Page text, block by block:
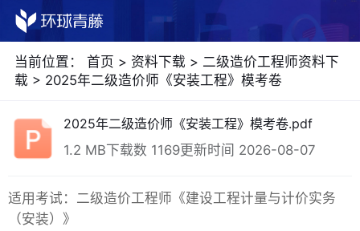
当前位置： 首页 > 资料下载 > 二级造价工程师资料下
载 > 2025年二级造价师《安装工程》模考卷
2025年二级造价师《安装工程》模考卷.pdf
1.2 MB下载数 1169更新时间 2026-08-07
适用考试：二级造价工程师《建设工程计量与计价实务
（安装）》